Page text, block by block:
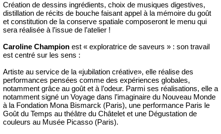
Création de dessins ingrédients, choix de musiques digestives,
distillation de récits de bouche faisant appel à la mémoire du goût
et constitution de la conserve spatiale composeront le menu qui
sera réalisée à l’issue de l’atelier !
Caroline Champion est « exploratrice de saveurs » : son travail
est centré sur les sens :
Artiste au service de la «jubilation créative», elle réalise des
performances pensées comme des expériences globales,
notamment grâce au goût et à l’odeur. Parmi ses réalisations, elle a
notamment signé un Voyage dans l’imaginaire du Nouveau Monde
à la Fondation Mona Bismarck (Paris), une performance Paris le
Goût du Temps au théâtre du Châtelet et une Dégustation de
couleurs au Musée Picasso (Paris).